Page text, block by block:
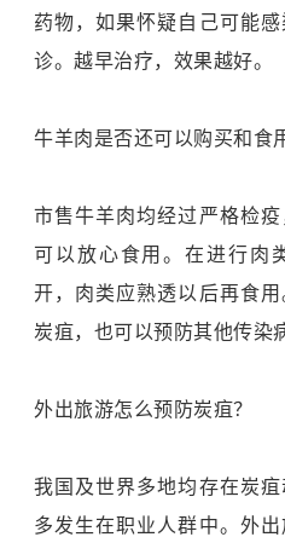
药物，如果怀疑自己可能
诊。越早治疗，效果越好。
牛羊肉是否还可以购买和食
市售牛羊肉均经过严格检
可以放心食用。在进行肉
开，肉类应熟透以后再食
炭疽，也可以预防其他传染
外出旅游怎么预防炭疽？
我国及世界多地均存在炭
多发生在职业人群中。外